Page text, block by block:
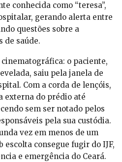
conhecida como “teresa”,
gerando alerta entre
questões sobre a
de saúde.
o paciente,
saiu pela janela de
Com a corda de lençóis,
externa do prédio até
sem ser notado pelos
pela sua custódia.
vez em menos de um
escolta consegue fugir do IJF,
e emergência do Ceará.